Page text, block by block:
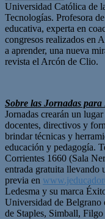
Universidad Católica de
Tecnologías. Profesora
educativa, experta en
congresos realizados en
a aprender, una nueva
revista el Arcón de Clio.
Sobre las Jornadas
Jornadas crearán un
docentes, directivos y
brindar técnicas y
educación y pedagogía.
Corrientes 1660 (Sala
entrada gratuita llevando
previa en
Ledesma y su marca
Universidad de Belgrano
de Staples, Simball, Filgo